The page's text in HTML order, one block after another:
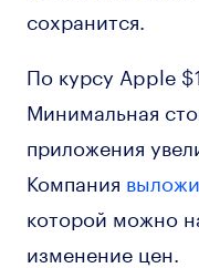
сохранится.
По курсу Apple
Минимальная
приложения
Компания
которой можно
изменение цен.